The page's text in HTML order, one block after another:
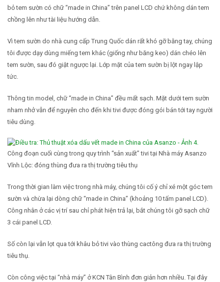
bỏ tem sườn có chữ “made in China” trên panel LCD chứ không dán tem
chồng lên như tài liệu hướng dẫn.
Vì tem sườn do nhà cung cấp Trung Quốc dán rất khó gỡ bằng tay, chúng
tôi được dạy dùng miếng tem khác (giống như băng keo) dán chéo lên
tem sườn, sau đó giật ngược lại. Lớp mặt của tem sườn bị lột ngay lập
tức.
Thông tin model, chữ “made in China” đều mất sạch. Mặt dưới tem sườn
nham nhở vẫn để nguyên cho đến khi tivi được đóng gói bán tới tay người
tiêu dùng.
Công đoạn cuối cùng trong quy trình “sản xuất” tivi tại Nhà máy Asanzo
Vĩnh Lộc: đóng thùng đưa ra thị trường tiêu thụ
Trong thời gian làm việc trong nhà máy, chúng tôi cố ý chỉ xé một góc tem
sườn và chừa lại dòng chữ “made in China” (khoảng 10 tấm panel LCD).
Công nhân ở các vị trí sau chỉ phát hiện trả lại, bắt chúng tôi gỡ sạch chữ
3 cái panel LCD.
Số còn lại vẫn lọt qua tới khâu bỏ tivi vào thùng cactông đưa ra thị trường
tiêu thụ.
Còn công việc tại “nhà máy” ở KCN Tân Bình đơn giản hơn nhiều. Tại đây